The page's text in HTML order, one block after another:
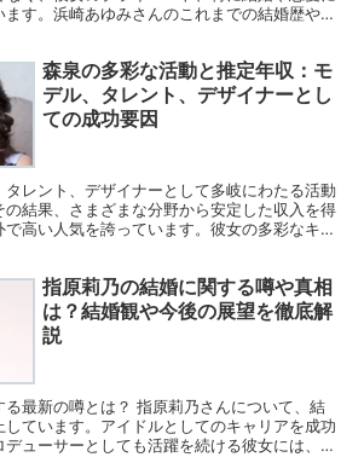
す。浜崎あゆみさんのこれまでの結婚歴や、
森泉の多彩な活動と推定年収：モ
デル、タレント、デザイナーとし
ての成功要因
レント、デザイナーとして多岐にわたる活動
の結果、さまざまな分野から安定した収入を得
高い人気を誇っています。彼女の多彩なキャ
指原莉乃の結婚に関する噂や真相
は？結婚観や今後の展望を徹底解
説
最新の噂とは？ 指原莉乃さんについて、結
ています。アイドルとしてのキャリアを成功
ューサーとしても活躍を続ける彼女には、多